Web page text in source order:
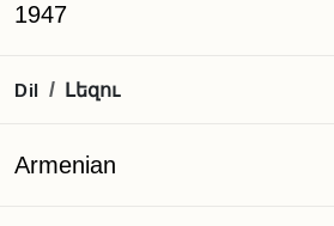
1947
Dil / Լեզու
Armenian